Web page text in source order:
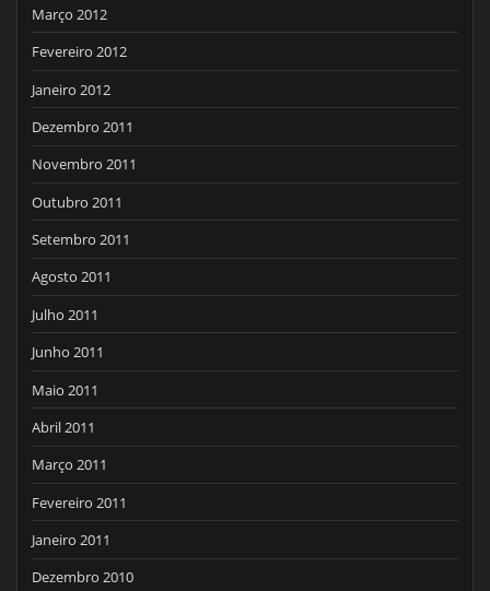
Março 2012
Fevereiro 2012
Janeiro 2012
Dezembro 2011
Novembro 2011
Outubro 2011
Setembro 2011
Agosto 2011
Julho 2011
Junho 2011
Maio 2011
Abril 2011
Março 2011
Fevereiro 2011
Janeiro 2011
Dezembro 2010